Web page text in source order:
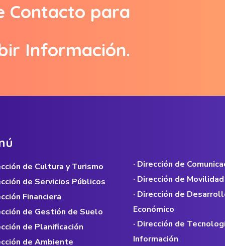
Contacto para
Información.
ú
de Cultura y Turismo
de Servicios Públicos
Financiera
de Gestión de Suelo
de Planificación
de Ambiente
· Dirección de
· Dirección de Movilidad
· Dirección de
Económico
· Dirección de
Información